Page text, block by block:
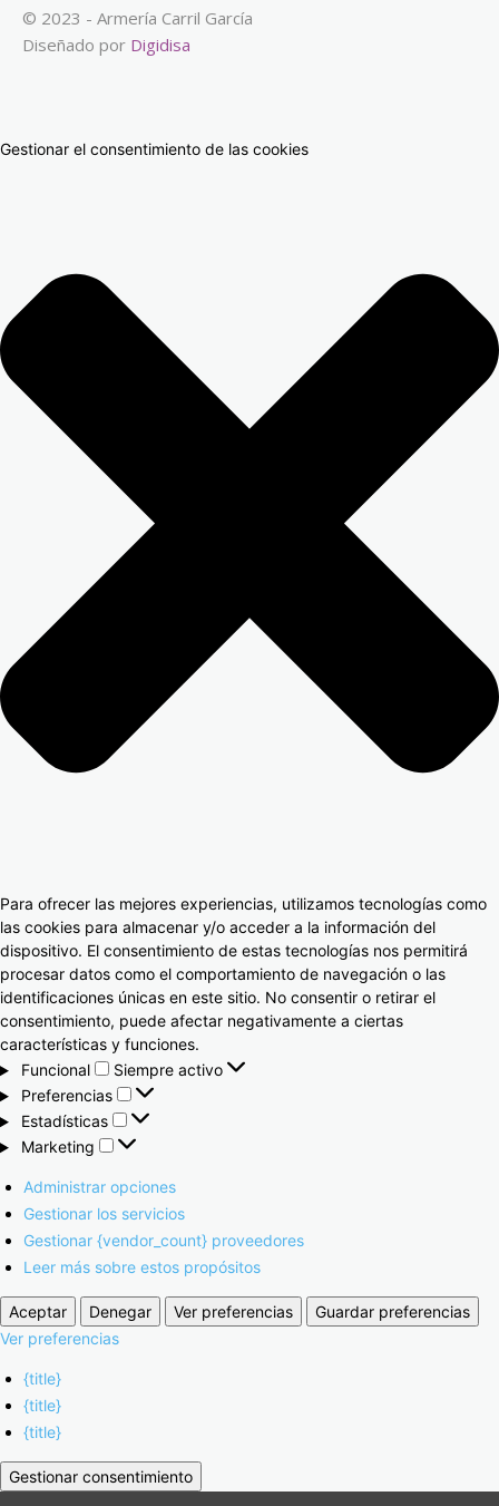
© 2023 - Armería Carril García
Diseñado por Digidisa
Gestionar el consentimiento de las cookies
Para ofrecer las mejores experiencias, utilizamos tecnologías como
las cookies para almacenar y/o acceder a la información del
dispositivo. El consentimiento de estas tecnologías nos permitirá
procesar datos como el comportamiento de navegación o las
identificaciones únicas en este sitio. No consentir o retirar el
consentimiento, puede afectar negativamente a ciertas
características y funciones.
Funcional
Siempre activo
Preferencias
Estadísticas
Marketing
Administrar opciones
Gestionar los servicios
Gestionar {vendor_count} proveedores
Leer más sobre estos propósitos
Aceptar Denegar Ver preferencias
Guardar preferencias
Ver preferencias
{title}
{title}
{title}
Gestionar consentimiento